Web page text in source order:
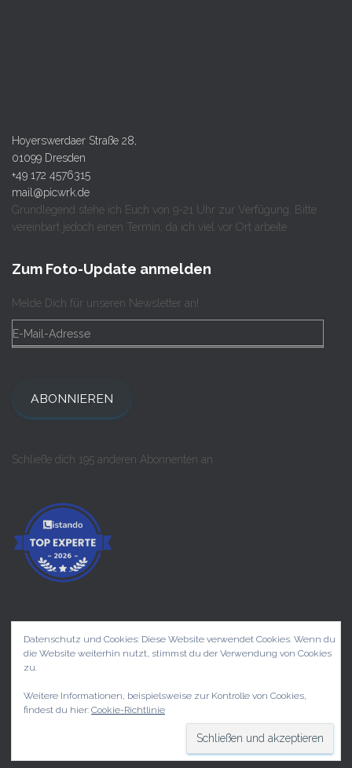
Hoyerswerdaer Straße 28,
01099 Dresden
+49 172 4576315
mail@picwrk.de
Grundlegend stehe ich Euch von 9-21 Uhr zur Verfügung. Bitte
vereinbart jedoch einen Termin, da ich viel vor Ort arbeite
Zum Foto-Update anmelden
Melde Dich für unseren Newsletter an!
ABONNIEREN
Schließe dich 195 anderen Abonnenten an
PRIVATKUNDEN KONZERTE
UNTERNEHMEN KONTAKT
Hestia | Entwickelt vonThemeIsle
Datenschutz und Cookies: Diese Website verwendet Cookies. Wenn du
die Website weiterhin nutzt, stimmst du der Verwendung von Cookies
zu.
Weitere Informationen, beispielsweise zur Kontrolle von Cookies,
findest du hier: Cookie-Richtlinie